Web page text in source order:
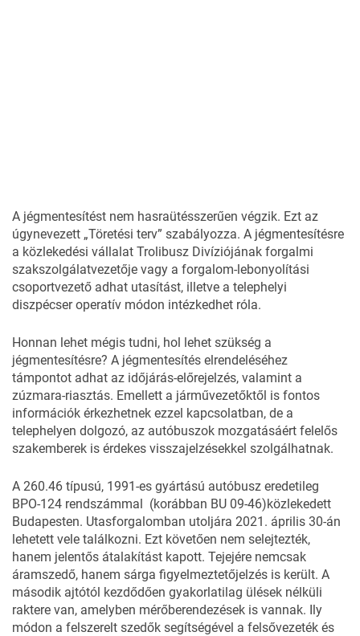
A jégmentesítést nem hasraütésszerűen végzik. Ezt az
úgynevezett „Töretési terv” szabályozza. A jégmentesítésre
a közlekedési vállalat Trolibusz Divíziójának forgalmi
szakszolgálatvezetője vagy a forgalom-lebonyolítási
csoportvezető adhat utasítást, illetve a telephelyi
diszpécser operatív módon intézkedhet róla.
Honnan lehet mégis tudni, hol lehet szükség a
jégmentesítésre? A jégmentesítés elrendeléséhez
támpontot adhat az időjárás-előrejelzés, valamint a
zúzmara-riasztás. Emellett a járművezetőktől is fontos
információk érkezhetnek ezzel kapcsolatban, de a
telephelyen dolgozó, az autóbuszok mozgatásáért felelős
szakemberek is érdekes visszajelzésekkel szolgálhatnak.
A 260.46 típusú, 1991-es gyártású autóbusz eredetileg
BPO-124 rendszámmal (korábban BU 09-46)közlekedett
Budapesten. Utasforgalomban utoljára 2021. április 30-án
lehetett vele találkozni. Ezt követően nem selejtezték,
hanem jelentős átalakítást kapott. Tejejére nemcsak
áramszedő, hanem sárga figyelmeztetőjelzés is került. A
második ajtótól kezdődően gyakorlatilag ülések nélküli
raktere van, amelyben mérőberendezések is vannak. Ily
módon a felszerelt szedők segítségével a felsővezeték és